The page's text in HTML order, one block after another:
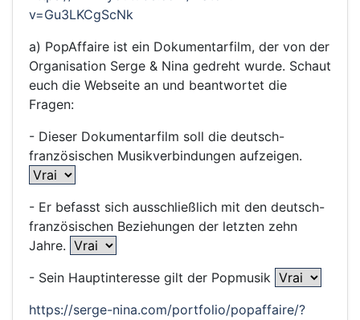
v=Gu3LKCgScNk
a) PopAffaire ist ein Dokumentarfilm, der von der
Organisation Serge & Nina gedreht wurde. Schaut
euch die Webseite an und beantwortet die
Fragen:
- Dieser Dokumentarfilm soll die deutsch-
französischen Musikverbindungen aufzeigen.
- Er befasst sich ausschließlich mit den deutsch-
französischen Beziehungen der letzten zehn
Jahre.
- Sein Hauptinteresse gilt der Popmusik
https://serge-nina.com/portfolio/popaffaire/?